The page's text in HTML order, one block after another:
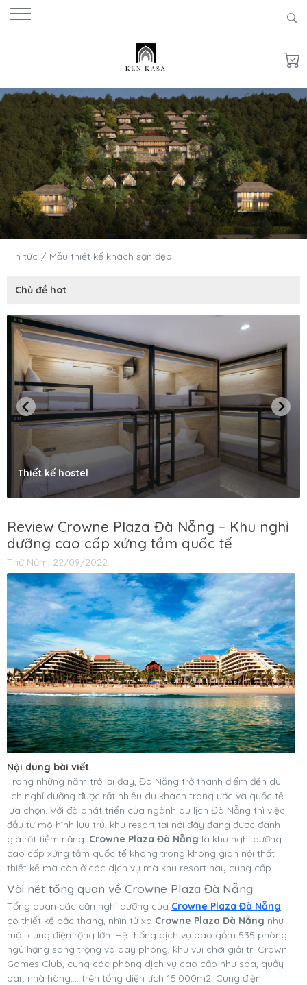
Tin tức Mẫu thiết kế khách sạn đẹp
Chủ đề hot
Thiết kế hostel
Review Crowne Plaza Đà Nẵng – Khu nghỉ
dưỡng cao cấp xứng tầm quốc tế
Thứ Năm, 22/09/2022
Nội dung bài viết
Trong những năm trở lại đây, Đà Nẵng trở thành điểm đến du
lịch nghỉ dưỡng được rất nhiều du khách trong ước và quốc tế
lựa chọn. Với đà phát triển của ngành du lịch Đà Nẵng thì việc
đầu tư mô hình lưu trú, khu resort tại nới đây đang được đánh
giá rất tiềm năng. Crowne Plaza Đà Nẵng là khu nghỉ dưỡng
cao cấp xứng tầm quốc tế không trong không gian nội thất
thiết kế mà còn ở các dịch vụ mà khu resort này cung cấp.
Vài nét tổng quan về Crowne Plaza Đà Nẵng
Tổng quan các căn nghỉ dưỡng của Crowne Plaza Đà Nẵng
có thiết kế bậc thang, nhìn từ xa Crowne Plaza Đà Nẵng như
một cung điện rộng lớn. Hệ thống dịch vụ bao gồm 535 phòng
ngủ hạng sang trọng và dãy phòng, khu vui chơi giải trí Crown
Games Club, cung các phòng dịch vụ cao cấp như spa, quầy
bar, nhà hàng,… trên tổng diện tích 15.000m2. Cung điện